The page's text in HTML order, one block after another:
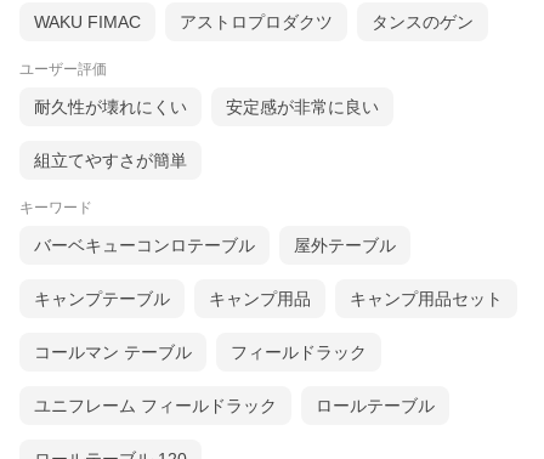
WAKU FIMAC アストロプロダクツ タンスのゲン
ユーザー評価
耐久性が壊れにくい 安定感が非常に良い
組立てやすさが簡単
キーワード
バーベキューコンロテーブル 屋外テーブル
キャンプテーブル キャンプ用品 キャンプ用品セット
コールマン テーブル フィールドラック
ユニフレーム フィールドラック ロールテーブル